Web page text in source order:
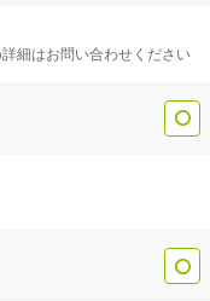
細はお問い合わせください